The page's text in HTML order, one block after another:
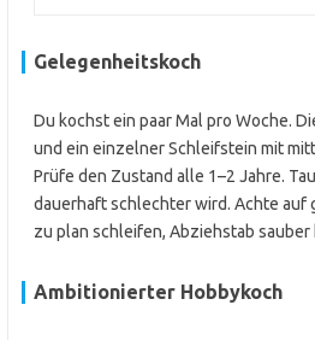
Gelegenheitskoch
Du kochst ein paar Mal pro Woche.
und ein einzelner Schleifstein mit
Prüfe den Zustand alle 1–2 Jahre.
dauerhaft schlechter wird. Achte auf
zu plan schleifen, Abziehstab sauber
Ambitionierter Hobbykoch